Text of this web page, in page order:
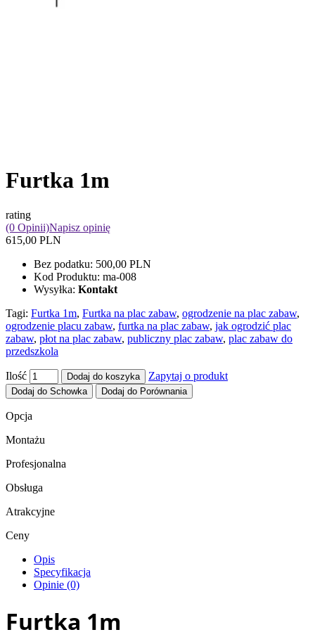
Furtka 1m
rating
(0 Opinii)Napisz opinię
615,00 PLN
Bez podatku: 500,00 PLN
Kod Produktu: ma-008
Wysyłka: Kontakt
Tagi: Furtka 1m, Furtka na plac zabaw, ogrodzenie na plac zabaw,
ogrodzenie placu zabaw, furtka na plac zabaw, jak ogrodzić plac
zabaw, płot na plac zabaw, publiczny plac zabaw, plac zabaw do
przedszkola
Ilość Dodaj do koszyka Zapytaj o produkt
Dodaj do Schowka Dodaj do Porównania
Opcja
Montażu
Profesjonalna
Obsługa
Atrakcyjne
Ceny
Opis
Specyfikacja
Opinie (0)
Furtka 1m